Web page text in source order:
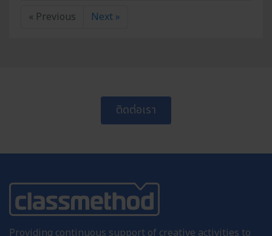
« Previous Next »
ติดต่อเรา
Providing continuous support of creative activities to